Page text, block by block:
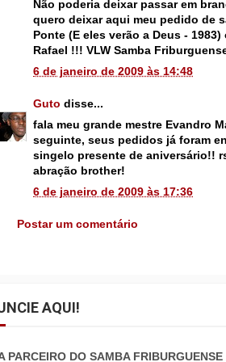
Não poderia deixar passar em
quero deixar aqui meu pedido de
Ponte (E eles verão a Deus -
Rafael !!! VLW Samba
6 de janeiro de 2009 às 14:48
Guto disse...
fala meu grande mestre Evandro
seguinte, seus pedidos já foram
singelo presente de aniversário!!
abração brother!
6 de janeiro de 2009 às 17:36
Postar um comentário
AQUI!
PARCEIRO DO SAMBA FRIBURGUENSE